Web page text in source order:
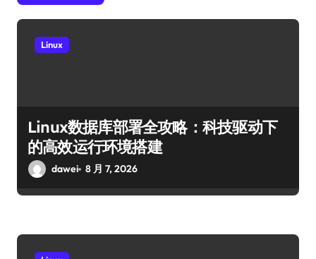
Linux
Linux数据库部署全攻略：科技驱动下
的高效运行环境搭建
dawei 8 月 7, 2026